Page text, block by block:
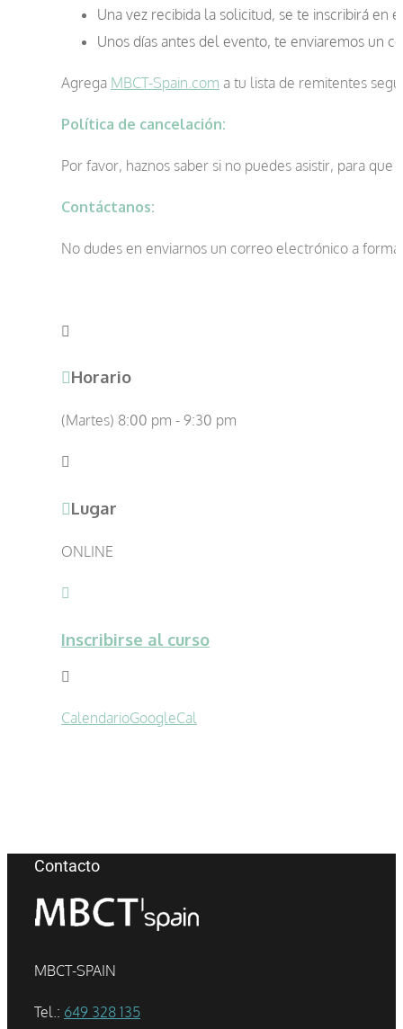
Una vez recibida la solicitud, se te inscribirá en
Unos días antes del evento, te enviaremos un
Agrega MBCT-Spain.com a tu lista de remitentes
Política de cancelación:
Por favor, haznos saber si no puedes asistir, para
Contáctanos:
No dudes en enviarnos un correo electrónico a
Horario
(Martes) 8:00 pm - 9:30 pm
Lugar
ONLINE
Inscribirse al curso
CalendarioGoogleCal
Contacto
MBCT-SPAIN
Tel.: 649 328 135